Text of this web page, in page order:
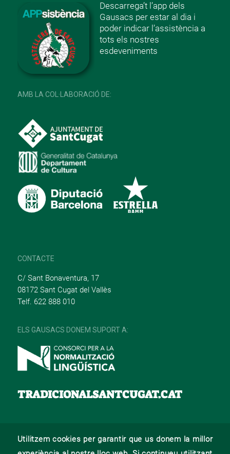
Descarrega’t l’app dels
Gausacs per estar al dia i
poder indicar l’assistència a
tots els nostres
esdeveniments
AMB LA COL·LABORACIÓ DE:
CONTACTE
C/ Sant Bonaventura, 17
08172 Sant Cugat del Vallès
Telf. 622 888 010
ELS GAUSACS DONEM SUPORT A:
TRADICIONALSANTCUGAT.CAT
© 2022 –Web desenvolupat per La Saladeta
Utilitzem cookies per garantir que us donem la millor